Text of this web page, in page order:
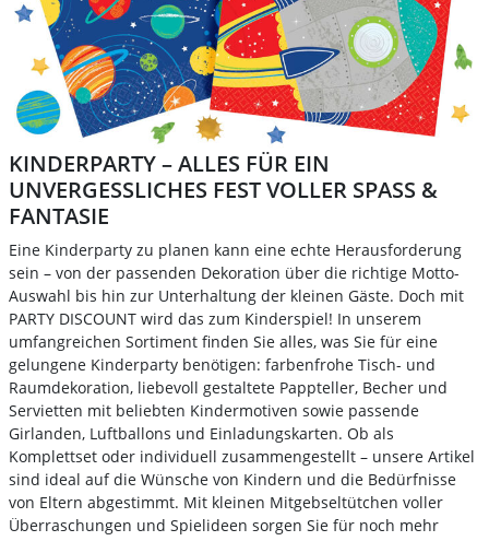
KINDERPARTY – ALLES FÜR EIN
UNVERGESSLICHES FEST VOLLER SPASS & F
ANTASIE
Eine Kinderparty zu planen kann eine echte Herausforderung
sein – von der passenden Dekoration über die richtige Motto-
Auswahl bis hin zur Unterhaltung der kleinen Gäste. Doch mit
PARTY DISCOUNT wird das zum Kinderspiel! In unserem
umfangreichen Sortiment finden Sie alles, was Sie für eine
gelungene Kinderparty benötigen: farbenfrohe Tisch- und
Raumdekoration, liebevoll gestaltete Pappteller, Becher und
Servietten mit beliebten Kindermotiven sowie passende
Girlanden, Luftballons und Einladungskarten. Ob als
Komplettset oder individuell zusammengestellt – unsere Artikel
sind ideal auf die Wünsche von Kindern und die Bedürfnisse
von Eltern abgestimmt. Mit kleinen Mitgebseltütchen voller
Überraschungen und Spielideen sorgen Sie für noch mehr